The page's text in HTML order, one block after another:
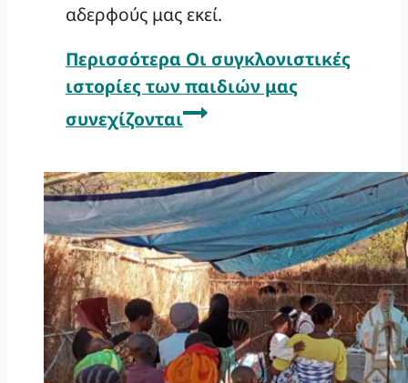
αδερφούς μας εκεί.
Περισσότερα Οι συγκλονιστικές
ιστορίες των παιδιών μας
συνεχίζονται